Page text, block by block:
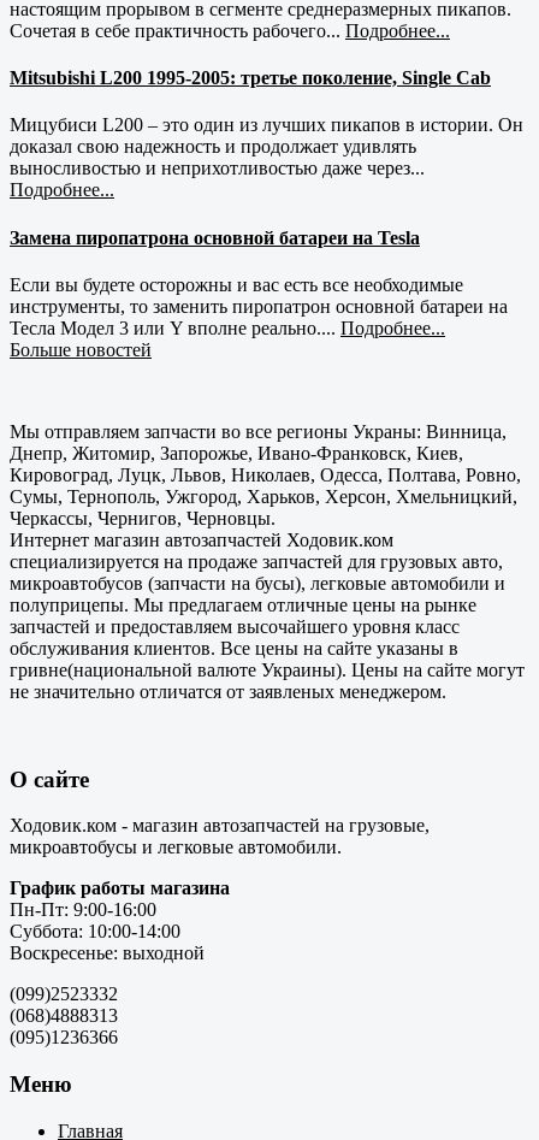
настоящим прорывом в сегменте среднеразмерных пикапов.
Сочетая в себе практичность рабочего... Подробнее...
Mitsubishi L200 1995-2005: третье поколение, Single Cab
Мицубиси L200 – это один из лучших пикапов в истории. Он
доказал свою надежность и продолжает удивлять
выносливостью и неприхотливостью даже через...
Подробнее...
Замена пиропатрона основной батареи на Tesla
Если вы будете осторожны и вас есть все необходимые
инструменты, то заменить пиропатрон основной батареи на
Тесла Модел 3 или Y вполне реально.... Подробнее...
Больше новостей
Мы отправляем запчасти во все регионы Украны: Винница,
Днепр, Житомир, Запорожье, Ивано-Франковск, Киев,
Кировоград, Луцк, Львов, Николаев, Одесса, Полтава, Ровно,
Сумы, Тернополь, Ужгород, Харьков, Херсон, Хмельницкий,
Черкассы, Чернигов, Черновцы.
Интернет магазин автозапчастей Ходовик.ком
специализируется на продаже запчастей для грузовых авто,
микроавтобусов (запчасти на бусы), легковые автомобили и
полуприцепы. Мы предлагаем отличные цены на рынке
запчастей и предоставляем высочайшего уровня класс
обслуживания клиентов. Все цены на сайте указаны в
гривне(национальной валюте Украины). Цены на сайте могут
не значительно отличатся от заявленых менеджером.
О сайте
Ходовик.ком - магазин автозапчастей на грузовые,
микроавтобусы и легковые автомобили.
График работы магазина
Пн-Пт: 9:00-16:00
Суббота: 10:00-14:00
Воскресенье: выходной
(099)2523332
(068)4888313
(095)1236366
Меню
Главная